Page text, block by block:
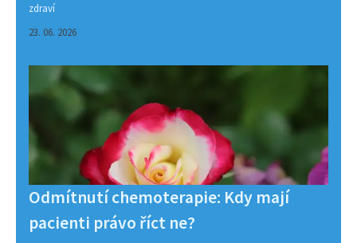
zdraví
23. 06. 2026
Odmítnutí chemoterapie: Kdy mají
pacienti právo říct ne?